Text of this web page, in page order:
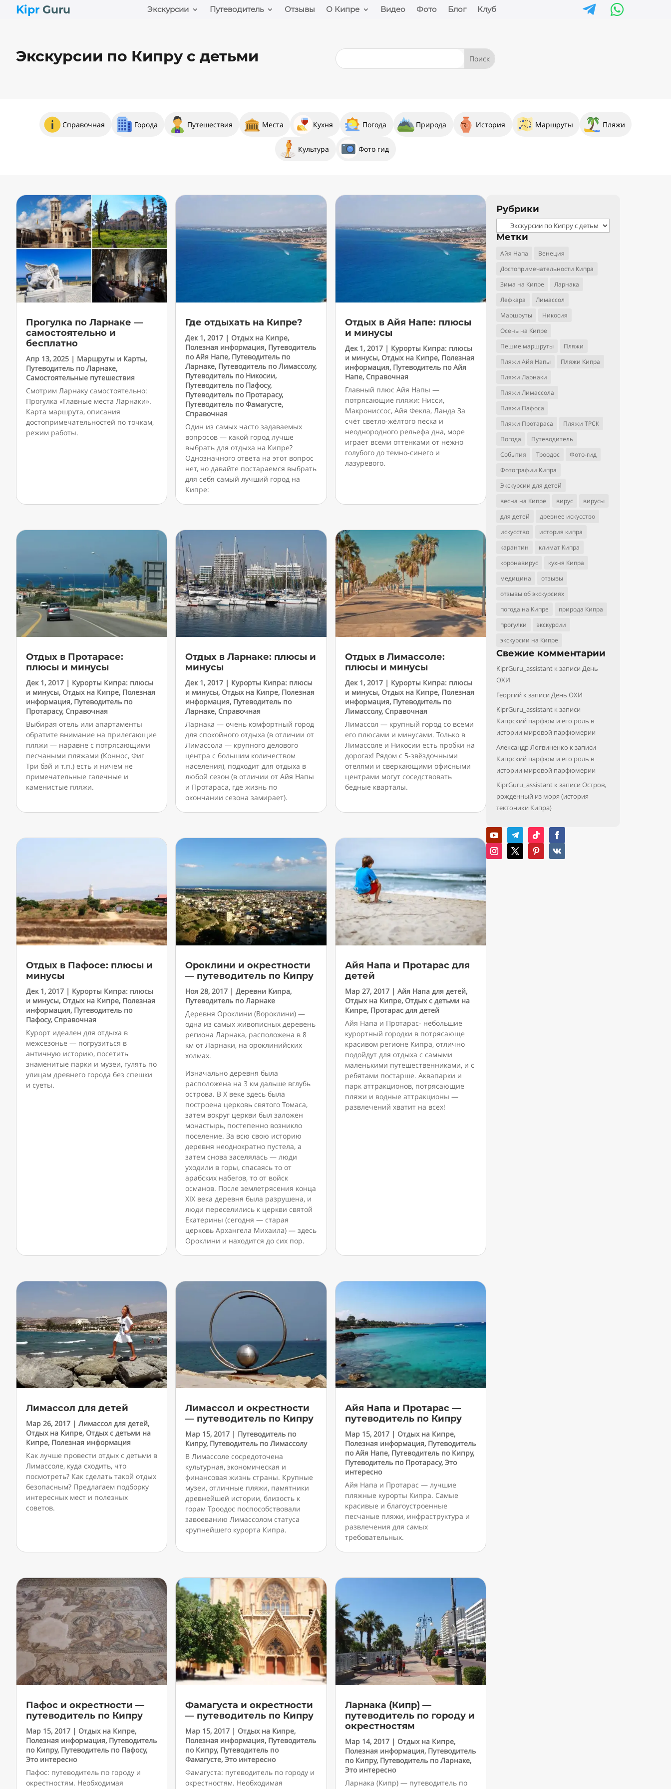
Kipr Guru Экскурсии Путеводитель Отзывы О Кипре Видео Фото Блог Клуб  
Экскурсии по Кипру с детьми
Справочная Города Путешествия Места Кухня Погода Природа История Маршруты Пляжи
Культура Фото гид
Прогулка по Ларнаке —
самостоятельно и
бесплатно
Апр 13, 2025 | Маршруты и Карты,
Путеводитель по Ларнаке,
Самостоятельные путешествия
Смотрим Ларнаку самостоятельно:
Прогулка «Главные места Ларнаки».
Карта маршрута, описания
достопримечательностей по точкам,
режим работы.
Где отдыхать на Кипре?
Дек 1, 2017 | Отдых на Кипре,
Полезная информация, Путеводитель
по Айя Напе, Путеводитель по
Ларнаке, Путеводитель по Лимассолу,
Путеводитель по Никосии,
Путеводитель по Пафосу,
Путеводитель по Протарасу,
Путеводитель по Фамагусте,
Справочная
Один из самых часто задаваемых
вопросов — какой город лучше
выбрать для отдыха на Кипре?
Однозначного ответа на этот вопрос
нет, но давайте постараемся выбрать
для себя самый лучший город на
Кипре:
Отдых в Айя Напе: плюсы
и минусы
Дек 1, 2017| Курорты Кипра: плюсы
и минусы, Отдых на Кипре, Полезная
информация, Путеводитель по Айя
Напе, Справочная
Главный плюс Айя Напы —
потрясающие пляжи: Нисси,
Макрониссос, Айя Фекла, Ланда За
счёт светло-жёлтого песка и
неоднородного рельефа дна, море
играет всеми оттенками от нежно
голубого до темно-синего и
лазуревого.
Отдых в Протарасе:
плюсы и минусы
Дек 1, 2017 | Курорты Кипра: плюсы
и минусы, Отдых на Кипре, Полезная
информация, Путеводитель по
Протарасу, Справочная
Выбирая отель или апартаменты
обратите внимание на прилегающие
пляжи — наравне с потрясающими
песчаными пляжами (Коннос, Фиг
Три бэй и т.п.) есть и ничем не
примечательные галечные и
каменистые пляжи.
Отдых в Ларнаке: плюсы и
минусы
Дек 1, 2017 | Курорты Кипра: плюсы
и минусы, Отдых на Кипре, Полезная
информация, Путеводитель по
Ларнаке, Справочная
Ларнака — очень комфортный город
для спокойного отдыха (в отличии от
Лимассола — крупного делового
центра с большим количеством
населения), подходит для отдыха в
любой сезон (в отличии от Айя Напы
и Протараса, где жизнь по
окончании сезона замирает).
Отдых в Лимассоле:
плюсы и минусы
Дек 1, 2017| Курорты Кипра: плюсы
и минусы, Отдых на Кипре, Полезная
информация, Путеводитель по
Лимассолу, Справочная
Лимассол — крупный город со всеми
его плюсами и минусами. Только в
Лимассоле и Никосии есть пробки на
дорогах! Рядом с 5-звёздочными
отелями и сверкающими офисными
центрами могут соседствовать
бедные кварталы.
Отдых в Пафосе: плюсы и
минусы
Дек 1, 2017 | Курорты Кипра: плюсы
и минусы, Отдых на Кипре, Полезная
информация, Путеводитель по
Пафосу, Справочная
Курорт идеален для отдыха в
межсезонье — погрузиться в
античную историю, посетить
знаменитые парки и музеи, гулять по
улицам древнего города без спешки
и суеты.
Ороклини и окрестности
— путеводитель по Кипру
Ноя 28, 2017 |Деревни Кипра,
Путеводитель по Ларнаке
Деревня Ороклини (Вороклини) —
одна из самых живописных деревень
региона Ларнака, расположена в 8
км от Ларнаки, на ороклинийских
холмах.
Изначально деревня была
расположена на 3 км дальше вглубь
острова. В X веке здесь была
построена церковь святого Томаса,
затем вокруг церкви был заложен
монастырь, постепенно возникло
поселение. За всю свою историю
деревня неоднократно пустела, а
затем снова заселялась — люди
уходили в горы, спасаясь то от
арабских набегов, то от войск
османов. После землетрясения конца
XIX века деревня была разрушена, и
люди переселились к церкви святой
Екатерины (сегодня — старая
церковь Архангела Михаила) — здесь
Ороклини и находится до сих пор.
Айя Напа и Протарас для
детей
Мар 27, 2017| Айя Напа для детей,
Отдых на Кипре, Отдых с детьми на
Кипре, Протарас для детей
Айя Напа и Протарас- небольшие
курортный городки в потрясающе
красивом регионе Кипра, отлично
подойдут для отдыха с самыми
маленькими путешественниками, и с
ребятами постарше. Аквапарки и
парк аттракционов, потрясающие
пляжи и водные аттракционы —
развлечений хватит на всех!
Лимассол для детей
Мар 26, 2017 | Лимассол для детей,
Отдых на Кипре, Отдых с детьми на
Кипре, Полезная информация
Как лучше провести отдых с детьми в
Лимассоле, куда сходить, что
посмотреть? Как сделать такой отдых
безопасным? Предлагаем подборку
интересных мест и полезных
советов.
Лимассол и окрестности
— путеводитель по Кипру
Мар 15, 2017 | Путеводитель по
Кипру, Путеводитель по Лимассолу
В Лимассоле сосредоточена
культурная, экономическая и
финансовая жизнь страны. Крупные
музеи, отличные пляжи, памятники
древнейшей истории, близость к
горам Троодос поспособствовали
завоеванию Лимассолом статуса
крупнейшего курорта Кипра.
Айя Напа и Протарас —
путеводитель по Кипру
Мар 15, 2017| Отдых на Кипре,
Полезная информация, Путеводитель
по Айя Напе, Путеводитель по Кипру,
Путеводитель по Протарасу, Это
интересно
Айя Напа и Протарас — лучшие
пляжные курорты Кипра. Самые
красивые и благоустроенные
песчаные пляжи, инфраструктура и
развлечения для самых
требовательных.
Пафос и окрестности —
путеводитель по Кипру
Мар 15, 2017 | Отдых на Кипре,
Полезная информация, Путеводитель
по Кипру, Путеводитель по Пафосу,
Это интересно
Пафос: путеводитель по городу и
окрестностям. Необходимая
Фамагуста и окрестности
— путеводитель по Кипру
Мар 15, 2017 | Отдых на Кипре,
Полезная информация, Путеводитель
по Кипру, Путеводитель по
Фамагусте,Это интересно
Фамагуста: путеводитель по городу и
окрестностям. Необходимая
Ларнака (Кипр) —
путеводитель по городу и
окрестностям
Мар 14, 2017| Отдых на Кипре,
Полезная информация, Путеводитель
по Кипру, Путеводитель по Ларнаке,
Это интересно
Ларнака (Кипр) — путеводитель по
Рубрики
Рубрики
Метки
Айя Напа
Венеция
Достопримечательности Кипра
Зима на Кипре
Ларнака
Лефкара
Лимассол
Маршруты
Никосия
Осень на Кипре
Пешие маршруты
Пляжи
Пляжи Айя Напы
Пляжи Кипра
Пляжи Ларнаки
Пляжи Лимассола
Пляжи Пафоса
Пляжи Протараса
Пляжи ТРСК
Погода
Путеводитель
События
Троодос
Фото-гид
Фотографии Кипра
Экскурсии для детей
весна на Кипре
вирус
вирусы
для детей
древнее искусство
искусство
история кипра
карантин
климат Кипра
коронавирус
кухня Кипра
медицина
отзывы
отзывы об экскурсиях
погода на Кипре
природа Кипра
прогулки
экскурсии
экскурсии на Кипре
Свежие комментарии
KiprGuru_assistant к записиДень
ОХИ
Георгий к записиДень ОХИ
KiprGuru_assistant к записи
Кипрский парфюм и его роль в
истории мировой парфюмерии
Александр Логвиненко к записи
Кипрский парфюм и его роль в
истории мировой парфюмерии
KiprGuru_assistant к записиОстров,
рожденный из моря (история
тектоники Кипра)